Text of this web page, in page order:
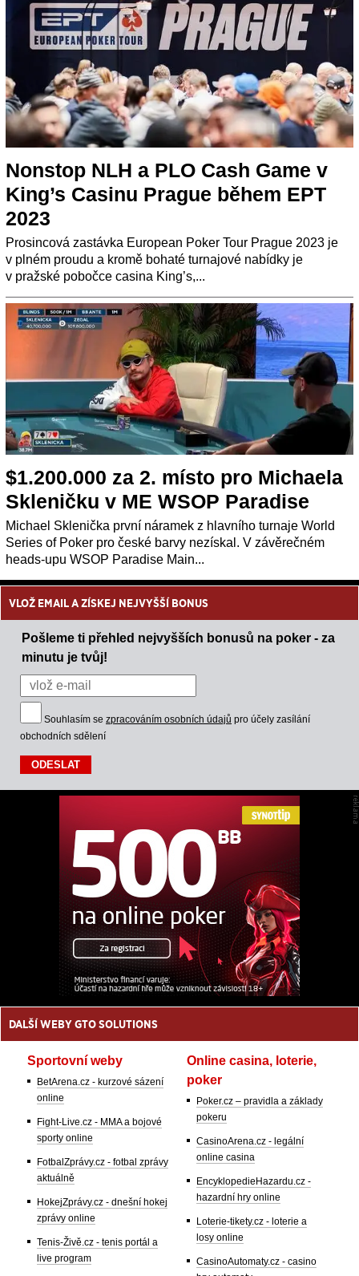
Nonstop NLH a PLO Cash Game v
King’s Casinu Prague během EPT
2023
Prosincová zastávka European Poker Tour Prague 2023 je
v plném proudu a kromě bohaté turnajové nabídky je
v pražské pobočce casina King’s,...
$1.200.000 za 2. místo pro Michaela
Skleničku v ME WSOP Paradise
Michael Sklenička první náramek z hlavního turnaje World
Series of Poker pro české barvy nezískal. V závěrečném
heads-upu WSOP Paradise Main...
VLOŽ EMAIL A ZÍSKEJ NEJVYŠŠÍ BONUS
Pošleme ti přehled nejvyšších bonusů na poker - za
minutu je tvůj!
Souhlasím se zpracováním osobních údajů pro účely zasílání
obchodních sdělení
DALŠÍ WEBY GTO SOLUTIONS
Sportovní weby
BetArena.cz - kurzové sázení
online
Fight-Live.cz - MMA a bojové
sporty online
FotbalZprávy.cz - fotbal zprávy
aktuálně
HokejZprávy.cz - dnešní hokej
zprávy online
Tenis-Živě.cz - tenis portál a
live program
Online casina, loterie,
poker
Poker.cz – pravidla a základy
pokeru
CasinoArena.cz - legální
online casina
EncyklopedieHazardu.cz -
hazardní hry online
Loterie-tikety.cz - loterie a
losy online
CasinoAutomaty.cz - casino